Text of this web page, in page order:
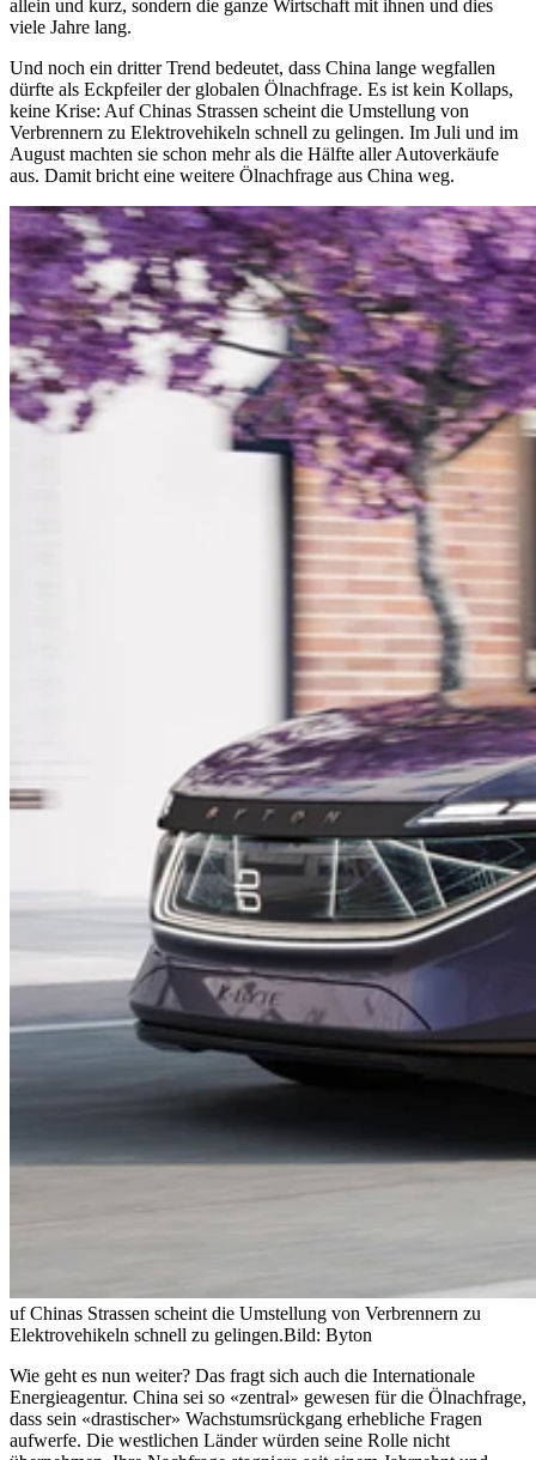
allein und kurz, sondern die ganze Wirtschaft mit ihnen und dies
viele Jahre lang.
Und noch ein dritter Trend bedeutet, dass China lange wegfallen
dürfte als Eckpfeiler der globalen Ölnachfrage. Es ist kein Kollaps,
keine Krise: Auf Chinas Strassen scheint die Umstellung von
Verbrennern zu Elektrovehikeln schnell zu gelingen. Im Juli und im
August machten sie schon mehr als die Hälfte aller Autoverkäufe
aus. Damit bricht eine weitere Ölnachfrage aus China weg.
uf Chinas Strassen scheint die Umstellung von Verbrennern zu
Elektrovehikeln schnell zu gelingen.Bild: Byton
Wie geht es nun weiter? Das fragt sich auch die Internationale
Energieagentur. China sei so «zentral» gewesen für die Ölnachfrage,
dass sein «drastischer» Wachstumsrückgang erhebliche Fragen
aufwerfe. Die westlichen Länder würden seine Rolle nicht